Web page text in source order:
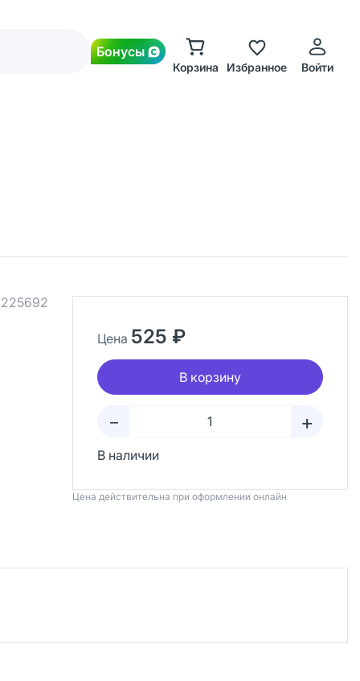
Бонусы
Корзина Избранное Войти
225692
Цена 525 ₽
В корзину
– +
В наличии
Цена действительна при оформлении онлайн